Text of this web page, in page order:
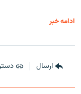
ادامه خبر
ارسال